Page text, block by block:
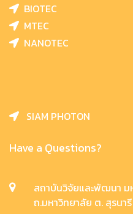
BIOTEC
MTEC
NANOTEC
SIAM PHOTON
Have a Questions?
สถาบันวิจัยและพัฒนา มห
ถ.มหาวิทยาลัย ต. สุรนา